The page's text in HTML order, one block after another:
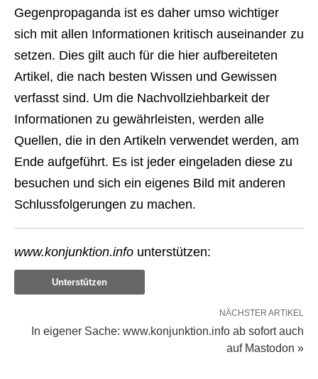
Gegenpropaganda ist es daher umso wichtiger
sich mit allen Informationen kritisch auseinander zu
setzen. Dies gilt auch für die hier aufbereiteten
Artikel, die nach besten Wissen und Gewissen
verfasst sind. Um die Nachvollziehbarkeit der
Informationen zu gewährleisten, werden alle
Quellen, die in den Artikeln verwendet werden, am
Ende aufgeführt. Es ist jeder eingeladen diese zu
besuchen und sich ein eigenes Bild mit anderen
Schlussfolgerungen zu machen.
www.konjunktion.info unterstützen:
Unterstützen
NÄCHSTER ARTIKEL
In eigener Sache: www.konjunktion.info ab sofort auch
auf Mastodon »